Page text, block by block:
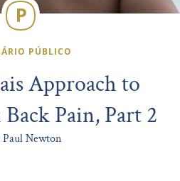
PÚBLICO
Approach to
Pain, Part 2
Paul Newton